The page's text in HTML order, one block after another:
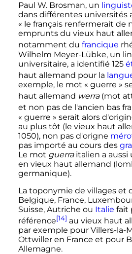
Paul W. Brosman, un
dans différentes universités
« le français renfermerait de
emprunts du vieux haut
notamment du francique
Wilhelm Meyer-Lübke, un
universitaire, a identifié 125
haut allemand pour la
exemple, le mot « guerre »
haut allemand werra(mot
et non pas de l'ancien bas
« guerre » serait alors
au plus tôt (le vieux haut
1050), non pas d'origne
pas importé au cours des
Le mot guerraitalien a aussi
en vieux haut allemand
germanique).
La toponymie de villages et
Belgique, France,
Suisse, Autriche ou Italie fait
référence[14] au vieux haut
par exemple pour Villers-la-
Ottwiller en France et pour
Allemagne.